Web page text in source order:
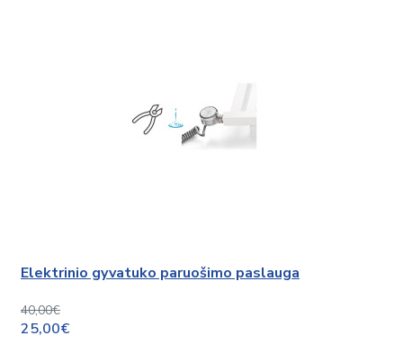
Elektrinio gyvatuko paruošimo paslauga
40,00€
25,00€